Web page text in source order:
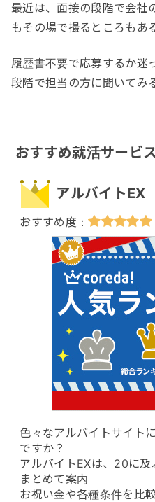
最近は、面接の段階で会社
もその場で撮るところもあ
履歴書不要で応募するか迷
段階で担当の方に聞いてみ
おすすめ就活サービ
アルバイト
色々なアルバイトサイト
ですか？
アルバイトEXは、20に
まとめて案内
お祝い金や各種条件を比